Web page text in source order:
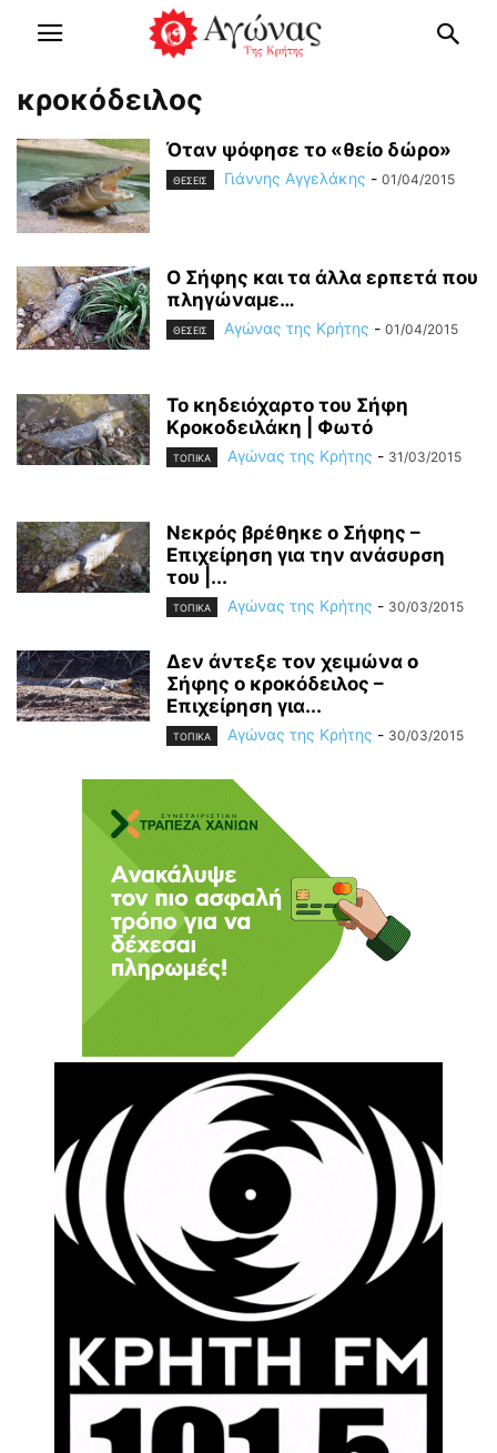
κροκόδειλος
Όταν ψόφησε το «θείο δώρο»
ΘΕΣΕΙΣ Γιάννης Αγγελάκης - 01/04/2015
Ο Σήφης και τα άλλα ερπετά που
πληγώναμε…
ΘΕΣΕΙΣ Αγώνας της Κρήτης - 01/04/2015
Το κηδειόχαρτο του Σήφη
Κροκοδειλάκη | Φωτό
ΤΟΠΙΚΑ Αγώνας της Κρήτης - 31/03/2015
Νεκρός βρέθηκε ο Σήφης –
Επιχείρηση για την ανάσυρση
του |...
ΤΟΠΙΚΑ Αγώνας της Κρήτης - 30/03/2015
Δεν άντεξε τον χειμώνα ο
Σήφης ο κροκόδειλος –
Επιχείρηση για...
ΤΟΠΙΚΑ Αγώνας της Κρήτης - 30/03/2015